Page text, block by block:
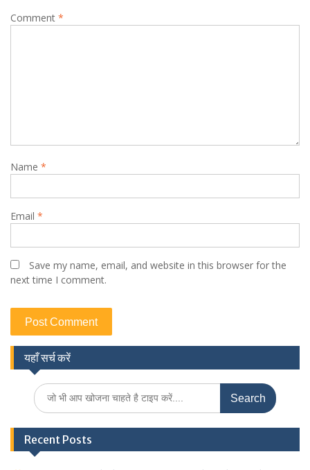
Comment *
Name *
Email *
Save my name, email, and website in this browser for the
next time I comment.
यहाँ सर्च करें
Search
for:
Recent Posts